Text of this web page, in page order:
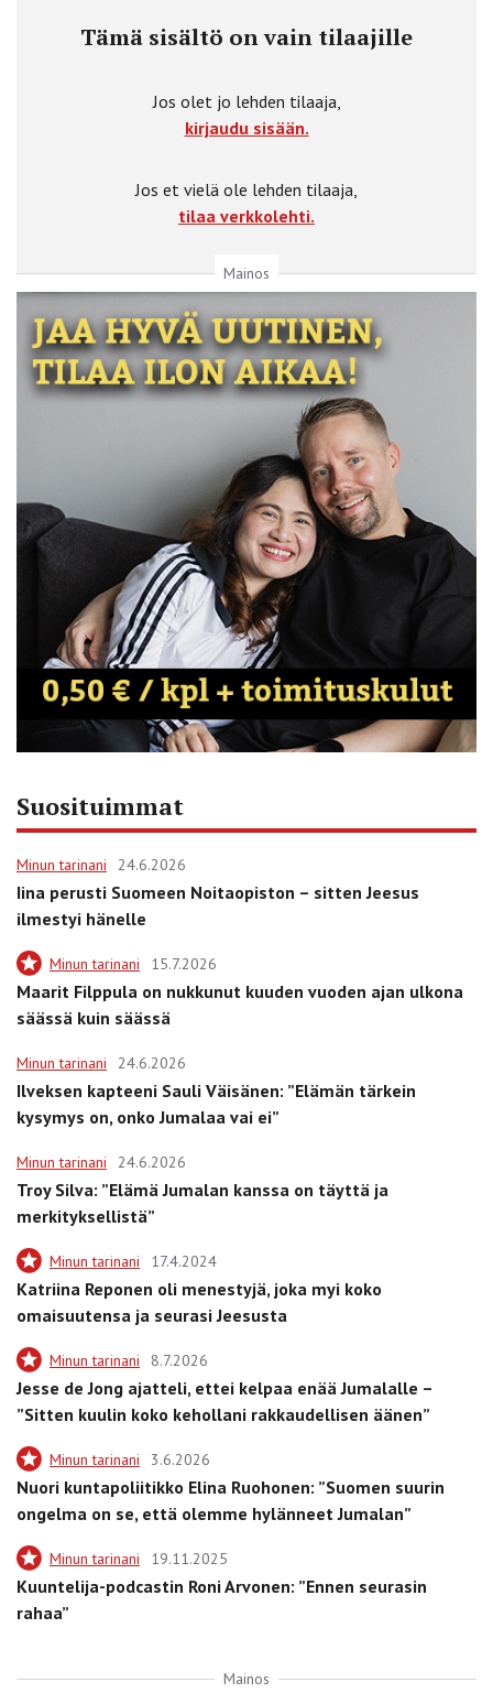
Tämä sisältö on vain tilaajille
Jos olet jo lehden tilaaja,
kirjaudu sisään.
Jos et vielä ole lehden tilaaja,
tilaa verkkolehti.
Mainos
Suosituimmat
Minun tarinani 24.6.2026
Iina perusti Suomeen Noitaopiston – sitten Jeesus
ilmestyi hänelle
Minun tarinani 15.7.2026
Maarit Filppula on nukkunut kuuden vuoden ajan ulkona
säässä kuin säässä
Minun tarinani 24.6.2026
Ilveksen kapteeni Sauli Väisänen: ”Elämän tärkein
kysymys on, onko Jumalaa vai ei”
Minun tarinani 24.6.2026
Troy Silva: ”Elämä Jumalan kanssa on täyttä ja
merkityksellistä”
Minun tarinani 17.4.2024
Katriina Reponen oli menestyjä, joka myi koko
omaisuutensa ja seurasi Jeesusta
Minun tarinani 8.7.2026
Jesse de Jong ajatteli, ettei kelpaa enää Jumalalle –
”Sitten kuulin koko kehollani rakkaudellisen äänen”
Minun tarinani 3.6.2026
Nuori kuntapoliitikko Elina Ruohonen: ”Suomen suurin
ongelma on se, että olemme hylänneet Jumalan”
Minun tarinani 19.11.2025
Kuuntelija-podcastin Roni Arvonen: ”Ennen seurasin
rahaa”
Mainos